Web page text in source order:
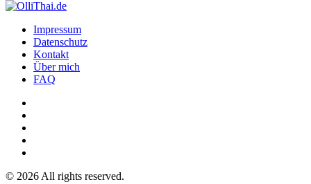
Impressum
Datenschutz
Kontakt
Über mich
FAQ
© 2026 All rights reserved.